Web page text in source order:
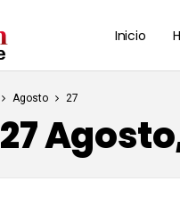
Inicio
Agosto 27
27